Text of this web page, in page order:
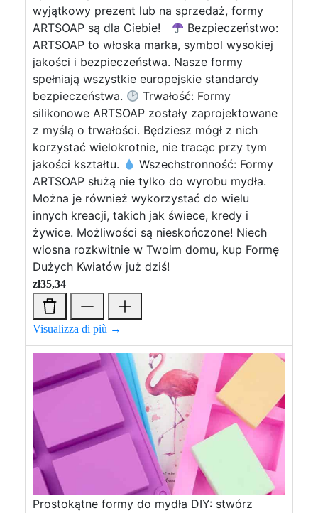
wyjątkowy prezent lub na sprzedaż, formy
ARTSOAP są dla Ciebie!
Bezpieczeństwo:
ARTSOAP to włoska marka, symbol wysokiej
jakości i bezpieczeństwa. Nasze formy
spełniają wszystkie europejskie standardy
bezpieczeństwa.
Trwałość: Formy
silikonowe ARTSOAP zostały zaprojektowane
z myślą o trwałości. Będziesz mógł z nich
korzystać wielokrotnie, nie tracąc przy tym
jakości kształtu.
Wszechstronność: Formy
ARTSOAP służą nie tylko do wyrobu mydła.
Można je również wykorzystać do wielu
innych kreacji, takich jak świece, kredy i
żywice. Możliwości są nieskończone! Niech
wiosna rozkwitnie w Twoim domu, kup Formę
Dużych Kwiatów już dziś!
zł35,34
Visualizza di più →
Prostokątne formy do mydła DIY: stwórz